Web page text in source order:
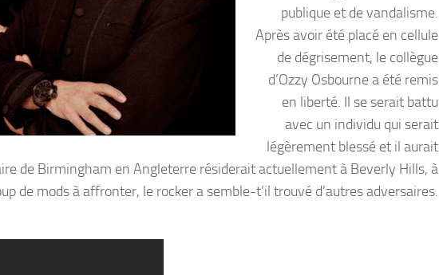
publique et de vandalisme.
Après avoir été placé en cellule
de dégrisement, le collègue
d’Ozzy Osbourne a été remis
en liberté. Il se serait battu
avec un individu qui serait
légèrement blessé et il aurait
de Birmingham en Angleterre résiderait actuellement à Beverly Hills, à
de mods à affronter, le rocker a semble-t’il trouvé d’autres adversaires.